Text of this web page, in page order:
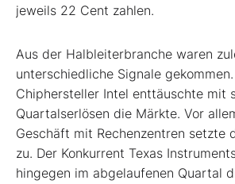
jeweils 22 Cent zahlen.
Aus der Halbleiterbranche waren
unterschiedliche Signale
Chiphersteller Intel enttäuschte mit
Quartalserlösen die Märkte. Vor
Geschäft mit Rechenzentren setzte
zu. Der Konkurrent Texas
hingegen im abgelaufenen Quartal